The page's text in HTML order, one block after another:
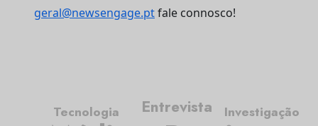
geral@newsengage.ptfale connosco!
Entrevista
Tecnologia Investigação